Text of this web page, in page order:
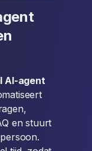
AI-agent
en stuurt